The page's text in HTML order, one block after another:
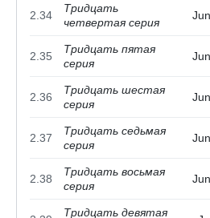
2.34
Тридцать
четвертая серия
2.35
Тридцать пятая
серия
2.36
Тридцать шестая
серия
2.37
Тридцать седьмая
серия
2.38
Тридцать восьмая
серия
Тридцать девятая